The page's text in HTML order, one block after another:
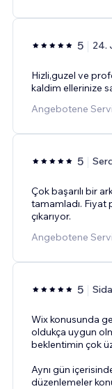
5 24.
Hizli,guzel ve
kaldim ellerinize
Angebotene
5
Çok başarılı bir
tamamladı. Fiyat
çıkarıyor.
Angebotene
5
Wix konusunda
oldukça uygun
beklentimin çok
Aynı gün
düzenlemeler